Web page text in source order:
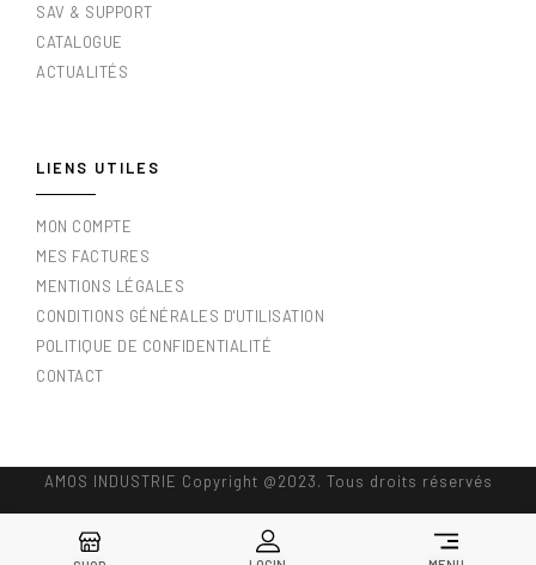
SAV & SUPPORT
CATALOGUE
ACTUALITÉS
LIENS UTILES
MON COMPTE
MES FACTURES
MENTIONS LÉGALES
CONDITIONS GÉNÉRALES D'UTILISATION
POLITIQUE DE CONFIDENTIALITÉ
CONTACT
AMOS INDUSTRIE Copyright @2023. Tous droits réservés